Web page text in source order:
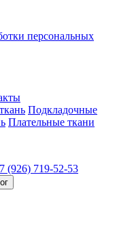
персональных
Подкладочные
Плательные ткани
(926) 719-52-53